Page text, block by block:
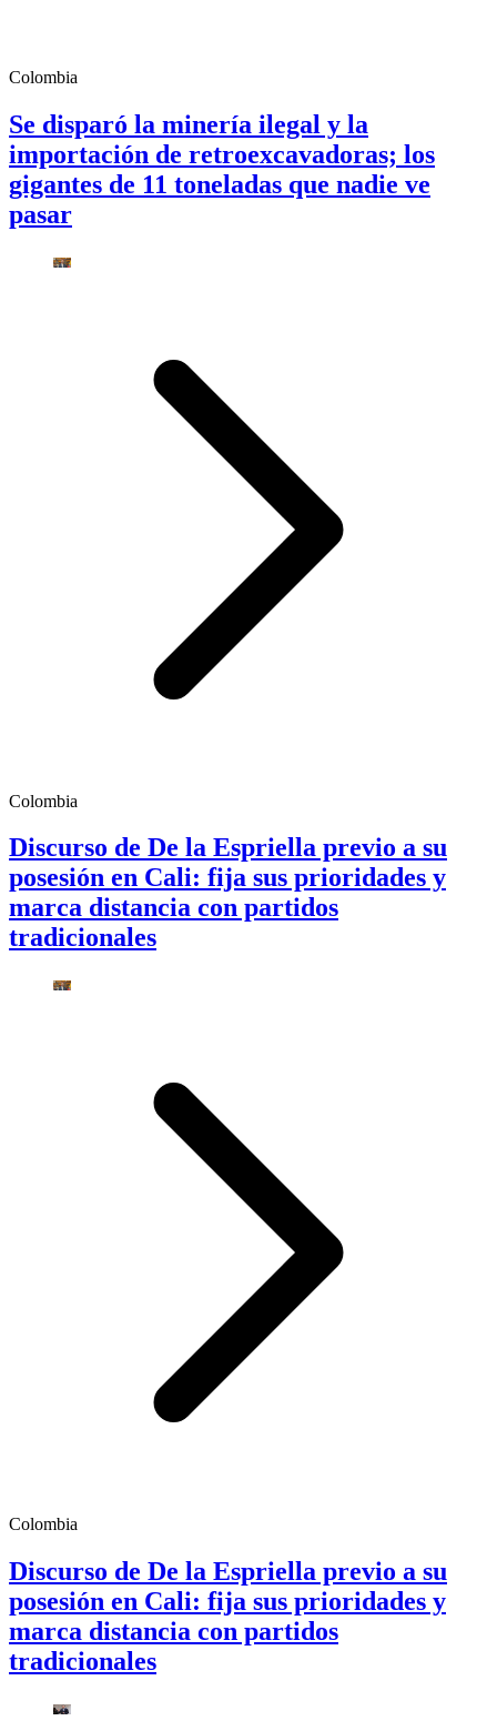
Colombia
Se disparó la minería ilegal y la
importación de retroexcavadoras; los
gigantes de 11 toneladas que nadie ve
pasar
Colombia
Discurso de De la Espriella previo a su
posesión en Cali: fija sus prioridades y
marca distancia con partidos
tradicionales
Colombia
Discurso de De la Espriella previo a su
posesión en Cali: fija sus prioridades y
marca distancia con partidos
tradicionales